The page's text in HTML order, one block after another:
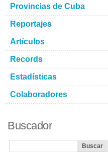
Provincias de Cuba
Reportajes
Artículos
Records
Estadísticas
Colaboradores
Buscador